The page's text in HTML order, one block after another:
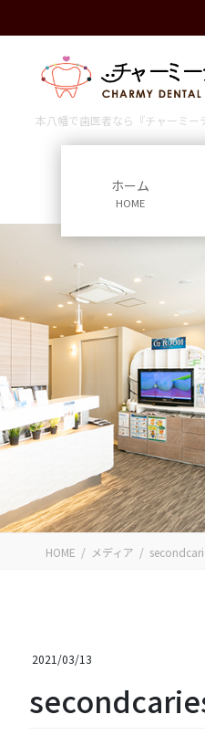
ン
ビ
本八幡で歯医者なら『チャーミ
ホーム
HOME
HOME メディア
2021/03/13